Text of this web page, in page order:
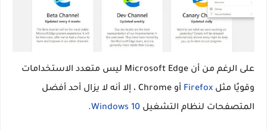
على الرغم من أن Microsoft Edge ليس متعدد الاستخدامات
وقويًا مثل Firefox
أو Chrome ، إلا أنه لا يزال أحد أفضل
المتصفحات لنظام التشغيل Windows 10
.